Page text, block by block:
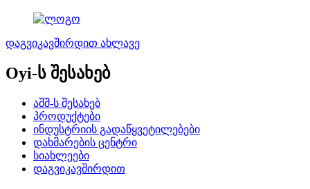
დაგვიკავშირდით ახლავე
Oyi-ს შესახებ
აშშ-ს შესახებ
პროდუქტები
ინდუსტრიის გადაწყვეტილებები
დახმარების ცენტრი
სიახლეები
დაგვიკავშირდით